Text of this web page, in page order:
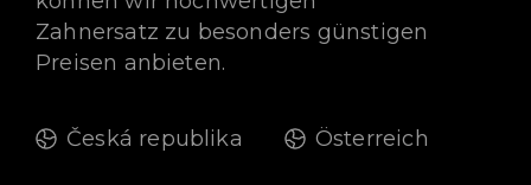
Zahnersatz zu besonders günstigen
Preisen anbieten.
Česká republika Österreich